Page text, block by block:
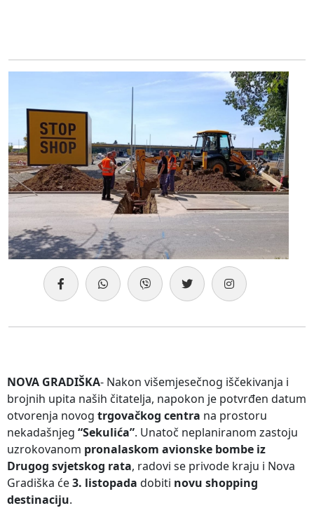
NOVA GRADIŠKA- Nakon višemjesečnog iščekivanja i
brojnih upita naših čitatelja, napokon je potvrđen datum
otvorenja novog trgovačkog centra na prostoru
nekadašnjeg “Sekulića”. Unatoč neplaniranom zastoju
uzrokovanom pronalaskom avionske bombe iz
Drugog svjetskog rata, radovi se privode kraju i Nova
Gradiška će3. listopada dobiti novu shopping
destinaciju.